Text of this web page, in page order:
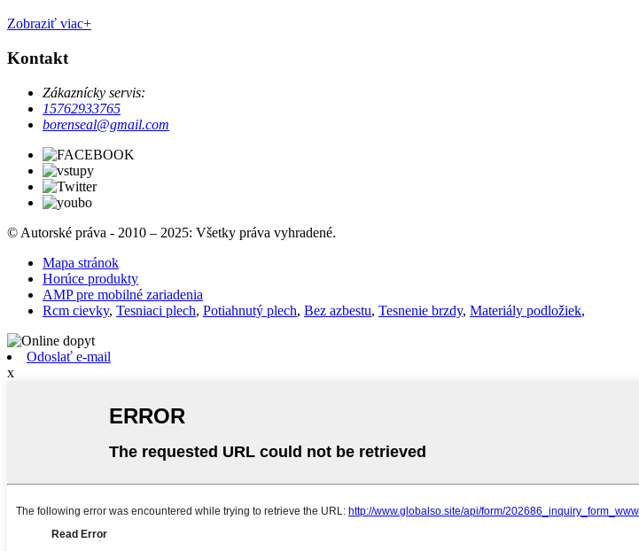
Zobraziť viac+
Kontakt
Zákaznícky servis:
15762933765
borenseal@gmail.com
© Autorské práva - 2010 – 2025: Všetky práva vyhradené.
Mapa stránok
Horúce produkty
AMP pre mobilné zariadenia
Rcm cievky, Tesniaci plech, Potiahnutý plech, Bez azbestu, Tesnenie brzdy, Materiály podložiek,
Odoslať e-mail
x